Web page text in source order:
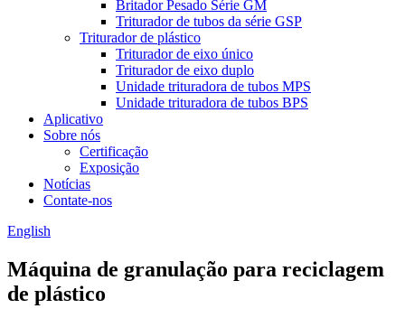
Britador Pesado Série GM
Triturador de tubos da série GSP
Triturador de plástico
Triturador de eixo único
Triturador de eixo duplo
Unidade trituradora de tubos MPS
Unidade trituradora de tubos BPS
Aplicativo
Sobre nós
Certificação
Exposição
Notícias
Contate-nos
English
Máquina de granulação para reciclagem
de plástico